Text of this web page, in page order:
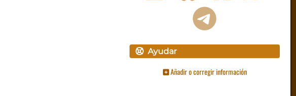
Ayudar
Añadir o corregir información